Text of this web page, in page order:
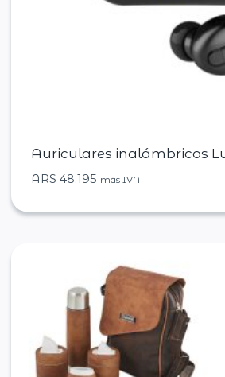
Auriculares inalámbricos
ARS 48.195 más IVA